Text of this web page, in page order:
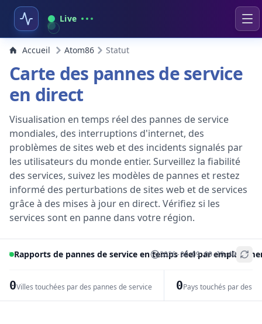
Live
Accueil Atom86 Statut
Carte des pannes de service
en direct
Visualisation en temps réel des pannes de service
mondiales, des interruptions d'internet, des
problèmes de sites web et des incidents signalés par
les utilisateurs du monde entier. Surveillez la fiabilité
des services, suivez les modèles de pannes et restez
informé des perturbations de sites web et de services
grâce à des mises à jour en direct. Vérifiez si les
services sont en panne dans votre région.
Rapports de pannes de service en temps réel par
2026-08-09 09:19:40
0Villes touchées par des pannes de service 0Pays touchés par des
+